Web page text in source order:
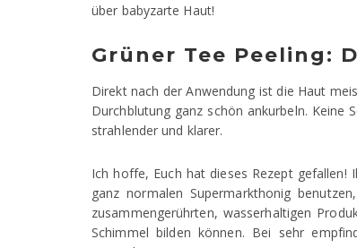
über babyzarte Haut!
Grüner Tee Peeling:
Direkt nach der Anwendung ist die Haut
Durchblutung ganz schön ankurbeln. Keine
strahlender und klarer.
Ich hoffe, Euch hat dieses Rezept
ganz normalen Supermarkthonig
zusammengerührten, wasserhaltigen
Schimmel bilden können. Bei sehr